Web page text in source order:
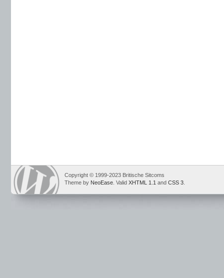
Copyright © 1999-2023 Britische Sitcoms
Theme by NeoEase . Valid XHTML 1.1 and CSS 3